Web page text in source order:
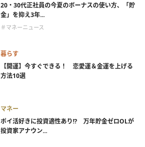
20・30代正社員の今夏のボーナスの使い方、「貯
金」を抑え3年...
＃マネーニュース
暮らす
【開運】今すぐできる！ 恋愛運＆金運を上げる
方法10選
マネー
ポイ活好きに投資適性あり!? 万年貯金ゼロOLが
投資家アナウン...